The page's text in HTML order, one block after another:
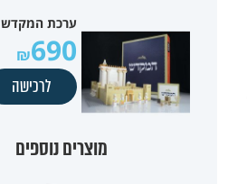
ערכת המקדש
690
לרכישה
מוצרים נוספים